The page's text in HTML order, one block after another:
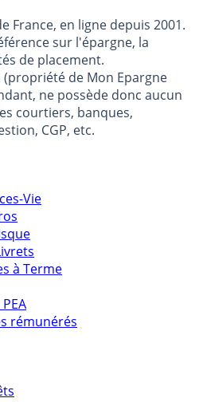
en ligne depuis 2001.
sur l'épargne, la
de placement.
de Mon Epargne
ne possède donc aucun
CGP, etc.
Vie
à Terme
rémunérés